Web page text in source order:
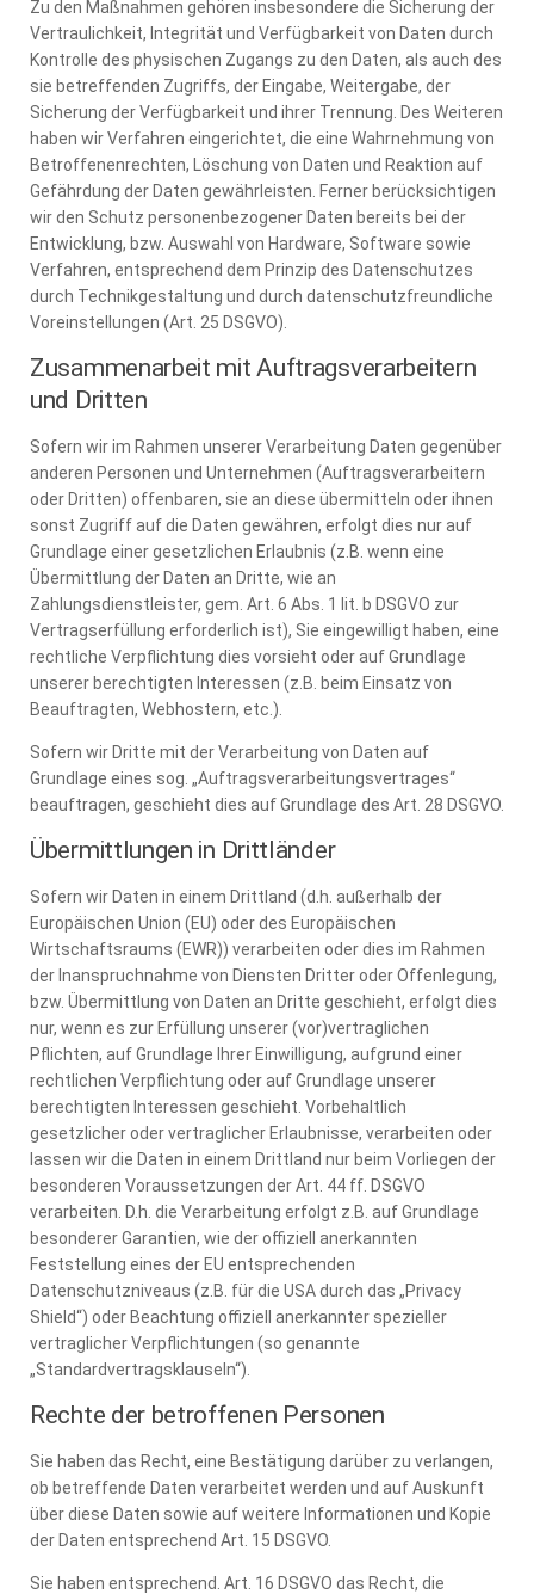
Zu den Maßnahmen gehören insbesondere die Sicherung der
Vertraulichkeit, Integrität und Verfügbarkeit von Daten durch
Kontrolle des physischen Zugangs zu den Daten, als auch des
sie betreffenden Zugriffs, der Eingabe, Weitergabe, der
Sicherung der Verfügbarkeit und ihrer Trennung. Des Weiteren
haben wir Verfahren eingerichtet, die eine Wahrnehmung von
Betroffenenrechten, Löschung von Daten und Reaktion auf
Gefährdung der Daten gewährleisten. Ferner berücksichtigen
wir den Schutz personenbezogener Daten bereits bei der
Entwicklung, bzw. Auswahl von Hardware, Software sowie
Verfahren, entsprechend dem Prinzip des Datenschutzes
durch Technikgestaltung und durch datenschutzfreundliche
Voreinstellungen (Art. 25 DSGVO).
Zusammenarbeit mit Auftragsverarbeitern
und Dritten
Sofern wir im Rahmen unserer Verarbeitung Daten gegenüber
anderen Personen und Unternehmen (Auftragsverarbeitern
oder Dritten) offenbaren, sie an diese übermitteln oder ihnen
sonst Zugriff auf die Daten gewähren, erfolgt dies nur auf
Grundlage einer gesetzlichen Erlaubnis (z.B. wenn eine
Übermittlung der Daten an Dritte, wie an
Zahlungsdienstleister, gem. Art. 6 Abs. 1 lit. b DSGVO zur
Vertragserfüllung erforderlich ist), Sie eingewilligt haben, eine
rechtliche Verpflichtung dies vorsieht oder auf Grundlage
unserer berechtigten Interessen (z.B. beim Einsatz von
Beauftragten, Webhostern, etc.).
Sofern wir Dritte mit der Verarbeitung von Daten auf
Grundlage eines sog. „Auftragsverarbeitungsvertrages“
beauftragen, geschieht dies auf Grundlage des Art. 28 DSGVO.
Übermittlungen in Drittländer
Sofern wir Daten in einem Drittland (d.h. außerhalb der
Europäischen Union (EU) oder des Europäischen
Wirtschaftsraums (EWR)) verarbeiten oder dies im Rahmen
der Inanspruchnahme von Diensten Dritter oder Offenlegung,
bzw. Übermittlung von Daten an Dritte geschieht, erfolgt dies
nur, wenn es zur Erfüllung unserer (vor)vertraglichen
Pflichten, auf Grundlage Ihrer Einwilligung, aufgrund einer
rechtlichen Verpflichtung oder auf Grundlage unserer
berechtigten Interessen geschieht. Vorbehaltlich
gesetzlicher oder vertraglicher Erlaubnisse, verarbeiten oder
lassen wir die Daten in einem Drittland nur beim Vorliegen der
besonderen Voraussetzungen der Art. 44 ff. DSGVO
verarbeiten. D.h. die Verarbeitung erfolgt z.B. auf Grundlage
besonderer Garantien, wie der offiziell anerkannten
Feststellung eines der EU entsprechenden
Datenschutzniveaus (z.B. für die USA durch das „Privacy
Shield“) oder Beachtung offiziell anerkannter spezieller
vertraglicher Verpflichtungen (so genannte
„Standardvertragsklauseln“).
Rechte der betroffenen Personen
Sie haben das Recht, eine Bestätigung darüber zu verlangen,
ob betreffende Daten verarbeitet werden und auf Auskunft
über diese Daten sowie auf weitere Informationen und Kopie
der Daten entsprechend Art. 15 DSGVO.
Sie haben entsprechend. Art. 16 DSGVO das Recht, die